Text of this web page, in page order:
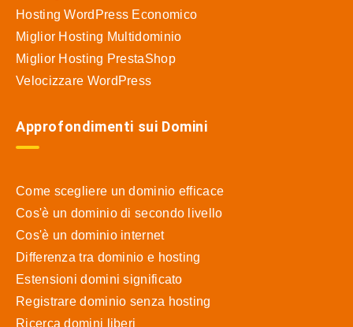
Hosting WordPress Economico
Miglior Hosting Multidominio
Miglior Hosting PrestaShop
Velocizzare WordPress
Approfondimenti sui Domini
Come scegliere un dominio efficace
Cos'è un dominio di secondo livello
Cos'è un dominio internet
Differenza tra dominio e hosting
Estensioni domini significato
Registrare dominio senza hosting
Ricerca domini liberi